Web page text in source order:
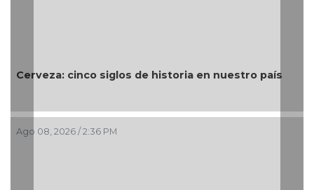
Cerveza: cinco siglos de historia en nuestro país
Ago 08, 2026 / 2:36 PM